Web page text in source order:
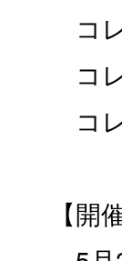
コ
コ
コ
【開